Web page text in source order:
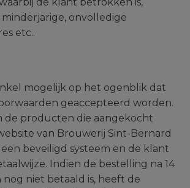
onvolledige
etc..
mogelijk op het ogenblik dat
geaccepteerd worden.
de producten die aangekocht
van Brouwerij Sint-Bernard
beveiligd systeem en de klant
Indien de bestelling na 14
niet betaald is, heeft de